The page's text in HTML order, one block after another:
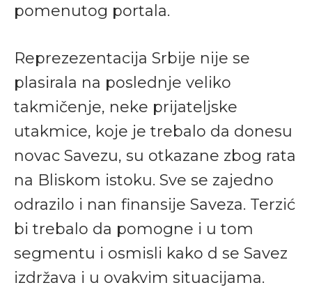
pomenutog portala.
Reprezezentacija Srbije nije se
plasirala na poslednje veliko
takmičenje, neke prijateljske
utakmice, koje je trebalo da donesu
novac Savezu, su otkazane zbog rata
na Bliskom istoku. Sve se zajedno
odrazilo i nan finansije Saveza. Terzić
bi trebalo da pomogne i u tom
segmentu i osmisli kako d se Savez
izdržava i u ovakvim situacijama.